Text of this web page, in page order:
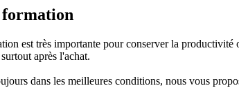
formation
est très importante pour conserver la
après l'achat.
dans les meilleures conditions, nous vous